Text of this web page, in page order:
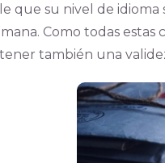
que su nivel de
Como todas
también una